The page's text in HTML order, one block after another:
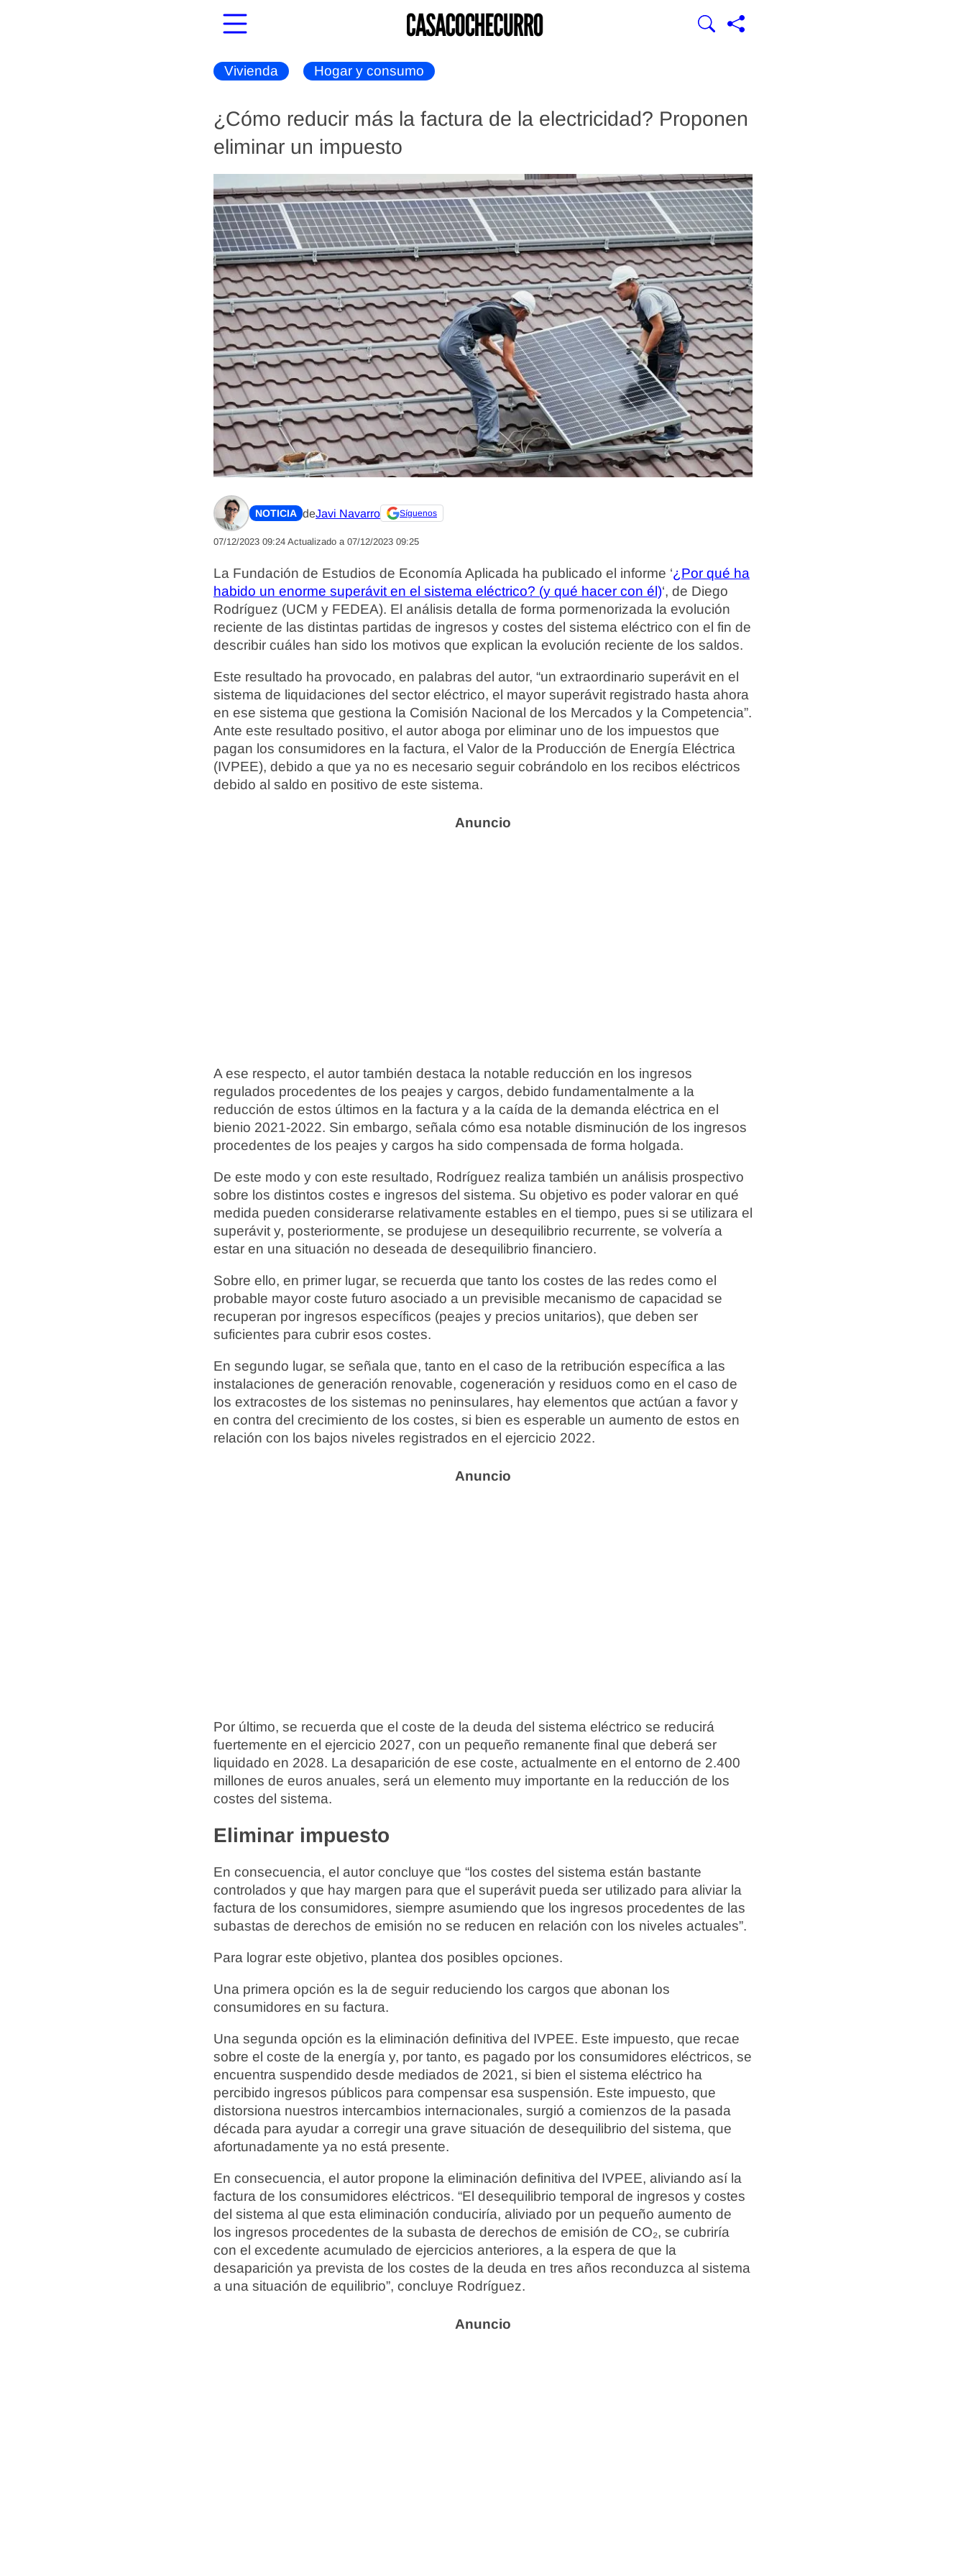
Vivienda Hogar y consumo
¿Cómo reducir más la factura de la electricidad? Proponen
eliminar un impuesto
NOTICIA deJavi Navarro Síguenos
07/12/2023 09:24 Actualizado a 07/12/2023 09:25
La Fundación de Estudios de Economía Aplicada ha publicado el informe ‘¿Por qué ha
habido un enorme superávit en el sistema eléctrico? (y qué hacer con él)‘, de Diego
Rodríguez (UCM y FEDEA). El análisis detalla de forma pormenorizada la evolución
reciente de las distintas partidas de ingresos y costes del sistema eléctrico con el fin de
describir cuáles han sido los motivos que explican la evolución reciente de los saldos.
Este resultado ha provocado, en palabras del autor, “un extraordinario superávit en el
sistema de liquidaciones del sector eléctrico, el mayor superávit registrado hasta ahora
en ese sistema que gestiona la Comisión Nacional de los Mercados y la Competencia”.
Ante este resultado positivo, el autor aboga por eliminar uno de los impuestos que
pagan los consumidores en la factura, el Valor de la Producción de Energía Eléctrica
(IVPEE), debido a que ya no es necesario seguir cobrándolo en los recibos eléctricos
debido al saldo en positivo de este sistema.
A ese respecto, el autor también destaca la notable reducción en los ingresos
regulados procedentes de los peajes y cargos, debido fundamentalmente a la
reducción de estos últimos en la factura y a la caída de la demanda eléctrica en el
bienio 2021-2022. Sin embargo, señala cómo esa notable disminución de los ingresos
procedentes de los peajes y cargos ha sido compensada de forma holgada.
De este modo y con este resultado, Rodríguez realiza también un análisis prospectivo
sobre los distintos costes e ingresos del sistema. Su objetivo es poder valorar en qué
medida pueden considerarse relativamente estables en el tiempo, pues si se utilizara el
superávit y, posteriormente, se produjese un desequilibrio recurrente, se volvería a
estar en una situación no deseada de desequilibrio financiero.
Sobre ello, en primer lugar, se recuerda que tanto los costes de las redes como el
probable mayor coste futuro asociado a un previsible mecanismo de capacidad se
recuperan por ingresos específicos (peajes y precios unitarios), que deben ser
suficientes para cubrir esos costes.
En segundo lugar, se señala que, tanto en el caso de la retribución específica a las
instalaciones de generación renovable, cogeneración y residuos como en el caso de
los extracostes de los sistemas no peninsulares, hay elementos que actúan a favor y
en contra del crecimiento de los costes, si bien es esperable un aumento de estos en
relación con los bajos niveles registrados en el ejercicio 2022.
Por último, se recuerda que el coste de la deuda del sistema eléctrico se reducirá
fuertemente en el ejercicio 2027, con un pequeño remanente final que deberá ser
liquidado en 2028. La desaparición de ese coste, actualmente en el entorno de 2.400
millones de euros anuales, será un elemento muy importante en la reducción de los
costes del sistema.
Eliminar impuesto
En consecuencia, el autor concluye que “los costes del sistema están bastante
controlados y que hay margen para que el superávit pueda ser utilizado para aliviar la
factura de los consumidores, siempre asumiendo que los ingresos procedentes de las
subastas de derechos de emisión no se reducen en relación con los niveles actuales”.
Para lograr este objetivo, plantea dos posibles opciones.
Una primera opción es la de seguir reduciendo los cargos que abonan los
consumidores en su factura.
Una segunda opción es la eliminación definitiva del IVPEE. Este impuesto, que recae
sobre el coste de la energía y, por tanto, es pagado por los consumidores eléctricos, se
encuentra suspendido desde mediados de 2021, si bien el sistema eléctrico ha
percibido ingresos públicos para compensar esa suspensión. Este impuesto, que
distorsiona nuestros intercambios internacionales, surgió a comienzos de la pasada
década para ayudar a corregir una grave situación de desequilibrio del sistema, que
afortunadamente ya no está presente.
En consecuencia, el autor propone la eliminación definitiva del IVPEE, aliviando así la
factura de los consumidores eléctricos. “El desequilibrio temporal de ingresos y costes
del sistema al que esta eliminación conduciría, aliviado por un pequeño aumento de
los ingresos procedentes de la subasta de derechos de emisión de CO₂, se cubriría
con el excedente acumulado de ejercicios anteriores, a la espera de que la
desaparición ya prevista de los costes de la deuda en tres años reconduzca al sistema
a una situación de equilibrio”, concluye Rodríguez.